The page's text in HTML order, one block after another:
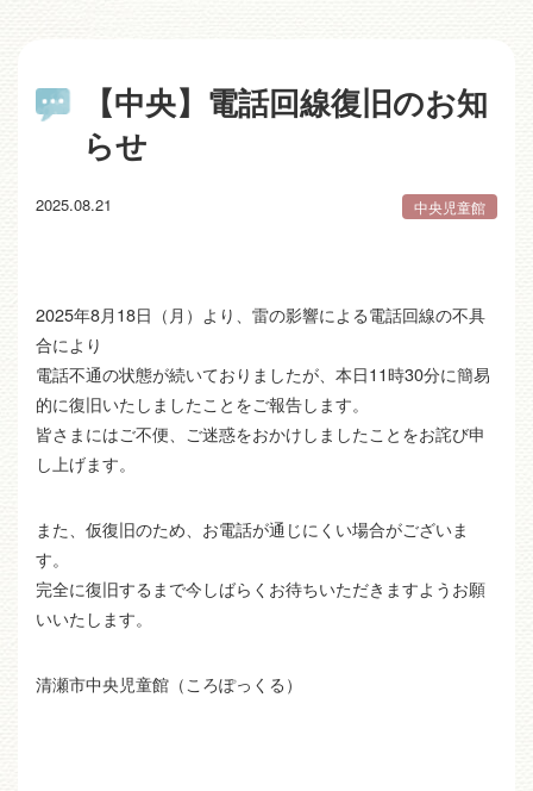
【中央】電話回線復旧のお知
らせ
2025.08.21 中央児童館
2025年8月18日（月）より、雷の影響による電話回線の不具
合により
電話不通の状態が続いておりましたが、本日11時30分に簡易
的に復旧いたしましたことをご報告します。
皆さまにはご不便、ご迷惑をおかけしましたことをお詫び申
し上げます。
また、仮復旧のため、お電話が通じにくい場合がございま
す。
完全に復旧するまで今しばらくお待ちいただきますようお願
いいたします。
清瀬市中央児童館（ころぽっくる）